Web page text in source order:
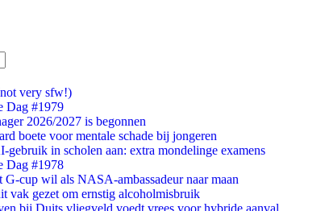
very sfw!)
Dag #1979
2026/2027 is begonnen
boete voor mentale schade bij jongeren
gebruik in scholen aan: extra mondelinge examens
Dag #1978
G-cup wil als NASA-ambassadeur naar maan
vak gezet om ernstig alcoholmisbruik
bij Duits vliegveld voedt vrees voor hybride aanval